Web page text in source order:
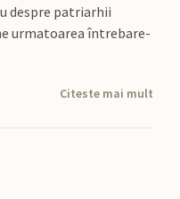
despre patriarhii
urmatoarea întrebare-
Citeste mai mult